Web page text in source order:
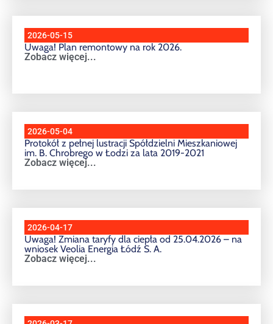
2026-05-15
Uwaga! Plan remontowy na rok 2026.
Zobacz więcej...
2026-05-04
Protokół z pełnej lustracji Spółdzielni Mieszkaniowej
im. B. Chrobrego w Łodzi za lata 2019-2021
Zobacz więcej...
2026-04-17
Uwaga! Zmiana taryfy dla ciepła od 25.04.2026 – na
wniosek Veolia Energia Łódź S. A.
Zobacz więcej...